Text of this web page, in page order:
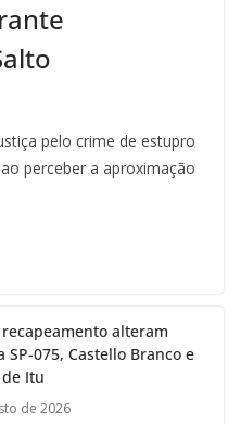
pelo crime de estupro
perceber a aproximação
alteram
SP-075, Castello Branco e
Itu
de 2026